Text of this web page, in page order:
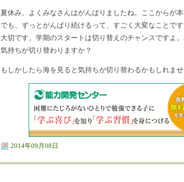
夏休み、よくみなさんはがんばりましたね。ここからが本
でも、ずっとがんばり続けるって、すごく大変なことで
大切です。学期のスタートは切り替えのチャンスですよ
気持ちが切り替わりますか？
もしかしたら海を見ると気持ちが切り替わるかもしれませ
2014年09月08日